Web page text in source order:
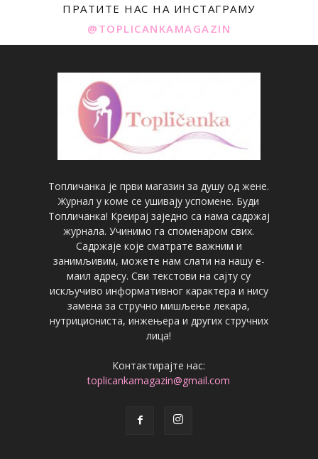
ПРАТИТЕ НАС НА ИНСТАГРАМУ
@TOPLICANKAMAGAZIN
Топличанка је први магазин за душу од жене.
Журнал у коме се ушивају успомене. Буди
Топличанка! Креирај заједно са нама садржај
журнала. Учинимо га споменаром свих.
Садржаје које сматрате важним и
занимљивим, можете нам слати на нашу е-
маил адресу. Сви текстови на сајту су
искључиво информативног карактера и нису
замена за стручно мишљење лекара,
нутрициониста, инжењера и других стручних
лица!
Контактирајте нас:
toplicankamagazin@gmail.com